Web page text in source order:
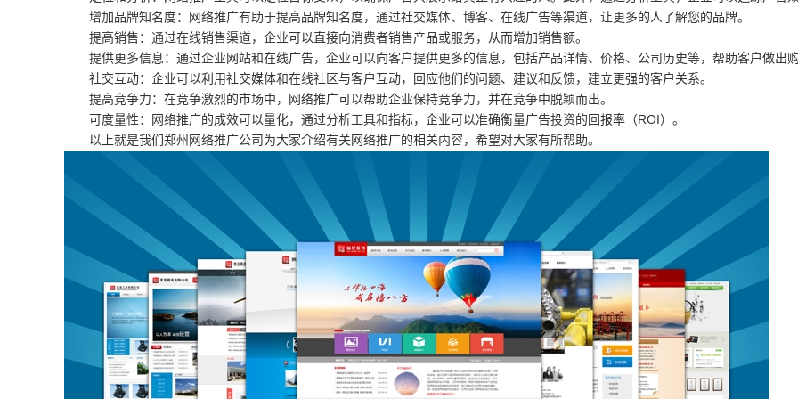
增加品牌知名度：网络推广有助于提高品牌知名度，通过社交媒体、博客、在线广告等渠道，让更多的人了解您的品牌。
提高销售：通过在线销售渠道，企业可以直接向消费者销售产品或服务，从而增加销售额。
提供更多信息：通过企业网站和在线广告，企业可以向客户提供更多的信息，包括产品详情、价格、公司历史等，帮助客户做出购
社交互动：企业可以利用社交媒体和在线社区与客户互动，回应他们的问题、建议和反馈，建立更强的客户关系。
提高竞争力：在竞争激烈的市场中，网络推广可以帮助企业保持竞争力，并在竞争中脱颖而出。
可度量性：网络推广的成效可以量化，通过分析工具和指标，企业可以准确衡量广告投资的回报率（ROI）。
以上就是我们郑州网络推广公司为大家介绍有关网络推广的相关内容，希望对大家有所帮助。